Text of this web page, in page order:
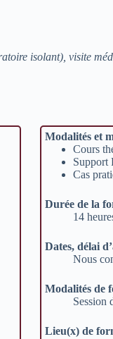
isolant), visite
Modalités et
Cours
Support
Cas
Durée de la
14
Dates, délai
Nous
Modalités de
Session
Lieu(x) de